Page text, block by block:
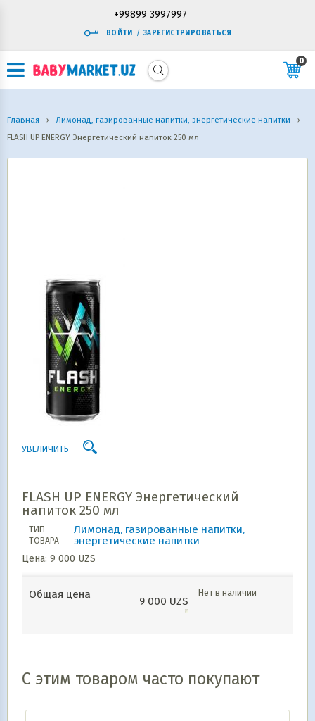
+99899 3997997
ВОЙТИ / ЗАРЕГИСТРИРОВАТЬСЯ
0
Главная › Лимонад, газированные напитки, энергетические напитки
›
FLASH UP ENERGY Энергетический напиток 250 мл
УВЕЛИЧИТЬ
FLASH UP ENERGY Энергетический
напиток 250 мл
ТИП
ТОВАРА
Лимонад, газированные напитки,
энергетические напитки
Цена: 9 000 UZS
Общая цена
9 000 UZS
Нет в наличии
С этим товаром часто покупают